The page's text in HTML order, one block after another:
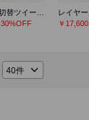
30%OFF
￥17,600